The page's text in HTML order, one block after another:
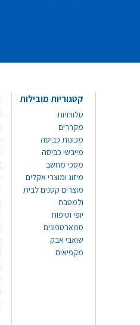
קטגוריות מובילות
טלוויזיות
מקררים
מכונות כביסה
מייבשי כביסה
מסכי מחשב
מיזוג ומוצרי אקלים
מוצרים קטנים לבית
ולמטבח
יופי וטיפוח
סמארטפונים
שואבי אבק
מקפיאים